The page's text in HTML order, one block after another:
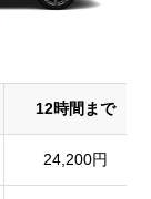
12時間まで
24,200円